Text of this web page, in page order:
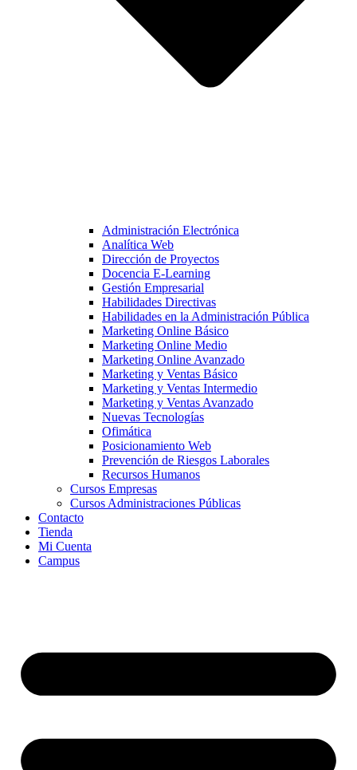
Administración Electrónica
Analítica Web
Dirección de Proyectos
Docencia E-Learning
Gestión Empresarial
Habilidades Directivas
Habilidades en la Administración Pública
Marketing Online Básico
Marketing Online Medio
Marketing Online Avanzado
Marketing y Ventas Básico
Marketing y Ventas Intermedio
Marketing y Ventas Avanzado
Nuevas Tecnologías
Ofimática
Posicionamiento Web
Prevención de Riesgos Laborales
Recursos Humanos
Cursos Empresas
Cursos Administraciones Públicas
Contacto
Tienda
Mi Cuenta
Campus